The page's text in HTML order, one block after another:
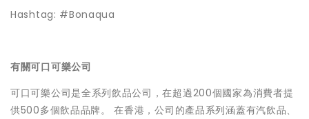
Hashtag: #Bonaqua
有關可口可樂公司
可口可樂公司是全系列飲品公司，在超過200個國家為消費者提
供500多個飲品品牌。 在香港，公司的產品系列涵蓋有汽飲品、